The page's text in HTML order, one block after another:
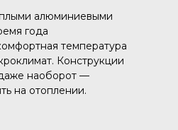
алюминиевыми
года
температура
Конструкции
наоборот —
на отоплении.